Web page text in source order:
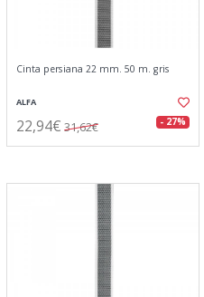
Cinta persiana 22 mm. 50 m. gris
ALFA
22,94€ 31,62€ - 27%